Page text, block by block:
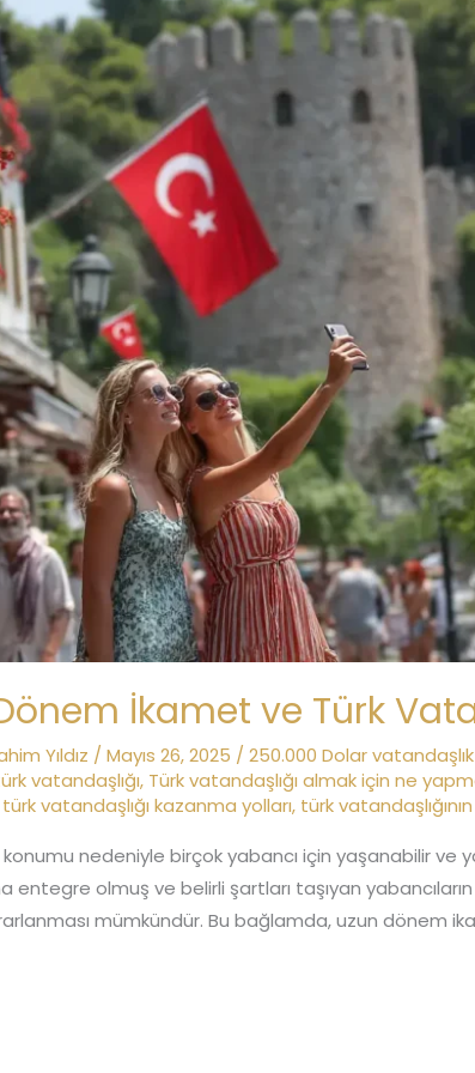
İkamet ve Türk
Yıldız /Mayıs 26, 2025 /250.000 Dolar
vatandaşlığı, Türk vatandaşlığı almak için ne
türk vatandaşlığı kazanma yolları, türk
nedeniyle birçok yabancı için yaşanabilir ve
olmuş ve belirli şartları taşıyan yabancıların
mümkündür. Bu bağlamda, uzun dönem